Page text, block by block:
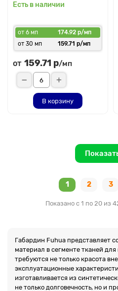
Есть в наличии
от 6 мп
174.92 р/мп
от 30 мп
159.71 р/мп
от 159.71 р/мп
В корзину
1 2 3
Показано с 1 по 20 из
Габардин Fuhua представляет
материал в сегменте тканей
требуются не только красота
эксплуатационные
изготавливается из
не только долговечность, но и